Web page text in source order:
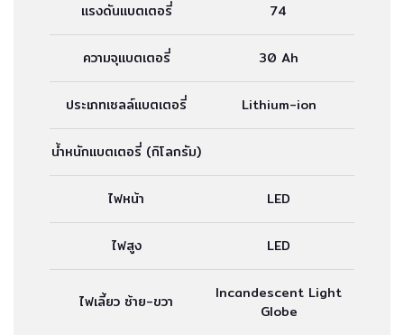
แรงดันแบตเตอรี่ 74
ความจุแบตเตอรี่ 30 Ah
ประเภทเซลล์แบตเตอรี่ Lithium-ion
น้ำหนักแบตเตอรี่ (กิโลกรัม)
ไฟหน้า LED
ไฟสูง LED
ไฟเลี้ยว ซ้าย-ขวา
Incandescent Light
Globe